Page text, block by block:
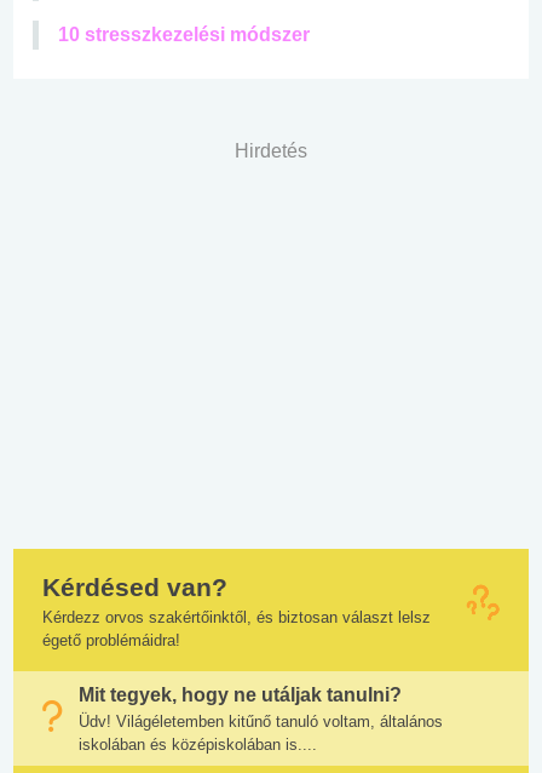
10 stresszkezelési módszer
Hirdetés
Kérdésed van?
Kérdezz orvos szakértőinktől, és biztosan választ lelsz
égető problémáidra!
Mit tegyek, hogy ne utáljak tanulni?
Üdv! Világéletemben kitűnő tanuló voltam, általános
iskolában és középiskolában is....